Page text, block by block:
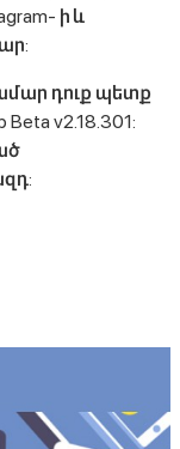
ի և
դուք պետք
v2.18.301: